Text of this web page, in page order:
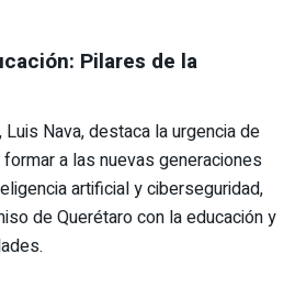
Pilares de la
Nava, destaca la urgencia de
a las nuevas generaciones
artificial y ciberseguridad,
de Querétaro con la educación y